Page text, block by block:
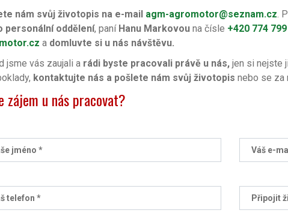
nám svůj životopis na e-mail agm-agromotor@seznam.cz .
personální oddělení, paníHanu Markovou na čísle +420 774
a domluvte si u nás návštěvu.
jsme vás zaujali a rádi byste pracovali právě u nás, jen si nejste
kontaktujte nás a pošlete nám svůj životopis nebo se za
zájem u nás pracovat?
jméno * Váš e-
telefon * Připojit